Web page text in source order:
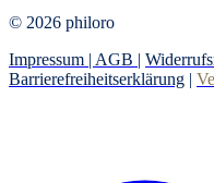
© 2026 philoro
Impressum | AGB |
Barrierefreiheitserklärung |